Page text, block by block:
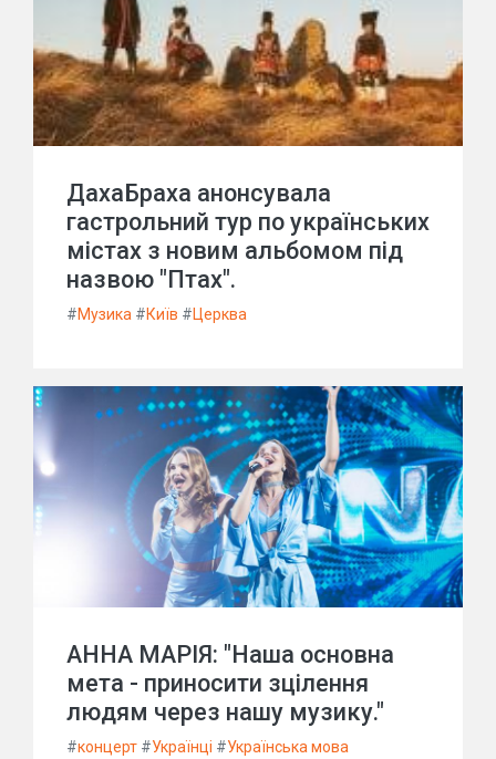
ДахаБраха анонсувала
гастрольний тур по українських
містах з новим альбомом під
назвою "Птах".
#Музика #Київ #Церква
АННА МАРІЯ: "Наша основна
мета - приносити зцілення
людям через нашу музику."
#концерт #Українці #Українська мова